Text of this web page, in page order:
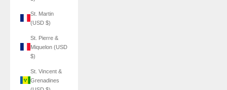
St. Martin
(USD $)
St. Pierre &
Miquelon (USD
$)
St. Vincent &
Grenadines